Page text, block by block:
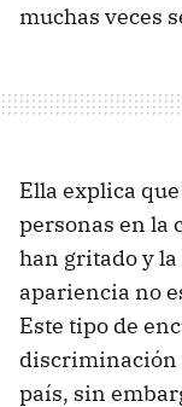
muchas veces
Ella explica
personas en la
han gritado y
apariencia no
Este tipo de
discriminación
país, sin